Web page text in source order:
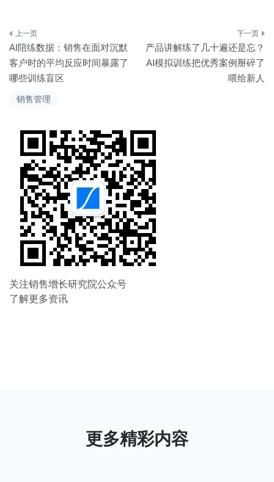
销售管理
文
章
导
AI陪练数据：销售在面对沉默
客户时的平均反应时间暴露了
哪些训练盲区
产品讲解练了几十遍还是忘？
AI模拟训练把优秀案例掰碎了
喂给新人
关注销售增长研究院公众号
了解更多资讯